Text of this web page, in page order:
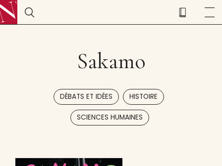
Sakamo
DÉBATS ET IDÉES , HISTOIRE
SCIENCES HUMAINES